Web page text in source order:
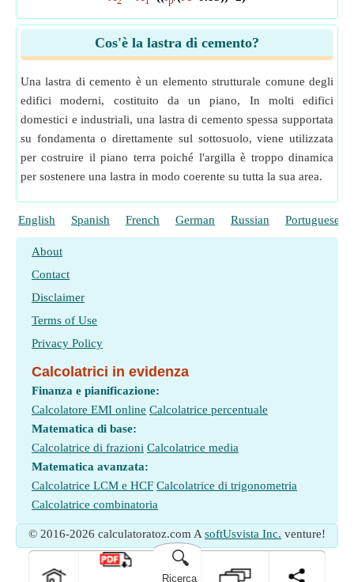
Cos'è la lastra di cemento?
Una lastra di cemento è un elemento strutturale comune degli
edifici moderni, costituito da un piano, In molti edifici
domestici e industriali, una lastra di cemento spessa supportata
su fondamenta o direttamente sul sottosuolo, viene utilizzata
per costruire il piano terra poiché l'argilla è troppo dinamica
per sostenere una lastra in modo coerente su tutta la sua area.
English Spanish French German Russian Portuguese
About
Contact
Disclaimer
Terms of Use
Privacy Policy
Calcolatrici in evidenza
Finanza e pianificazione:
Calcolatore EMI online Calcolatrice percentuale
Matematica di base:
Calcolatrice di frazioni Calcolatrice media
Matematica avanzata:
Calcolatrice LCM e HCF Calcolatrice di trigonometria
Calcolatrice combinatoria
© 2016-2026 calculatoratoz.com A softUsvista Inc. venture!
🔍
Ricerca